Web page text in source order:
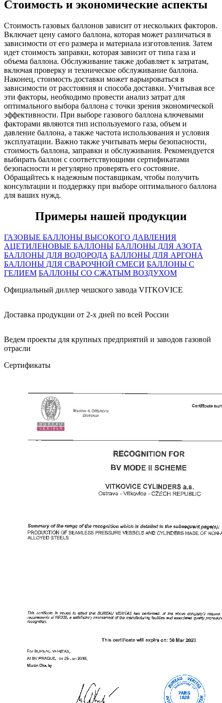
Стоимость и экономические аспекты
Стоимость газовых баллонов зависит от нескольких факторов.
Включает цену самого баллона, которая может различаться в
зависимости от его размера и материала изготовления. Затем
идет стоимость заправки, которая зависит от типа газа и
объема баллона. Обслуживание также добавляет к затратам,
включая проверку и техническое обслуживание баллона.
Наконец, стоимость доставки может варьироваться в
зависимости от расстояния и способа доставки. Учитывая все
эти факторы, необходимо провести анализ затрат для
оптимального выбора баллона с точки зрения экономической
эффективности. При выборе газового баллона ключевыми
факторами являются тип используемого газа, объем и
давление баллона, а также частота использования и условия
эксплуатации. Важно также учитывать меры безопасности,
стоимость баллона, заправки и обслуживания. Рекомендуется
выбирать баллон с соответствующими сертификатами
безопасности и регулярно проверять его состояние.
Обращайтесь к надежным поставщикам, чтобы получить
консультации и поддержку при выборе оптимального баллона
для ваших нужд.
Примеры нашей продукции
ГАЗОВЫЕ БАЛЛОНЫ ВЫСОКОГО ДАВЛЕНИЯ
АЦЕТИЛЕНОВЫЕ БАЛЛОНЫ БАЛЛОНЫ ДЛЯ АЗОТА
БАЛЛОНЫ ДЛЯ ВОДОРОДА БАЛЛОНЫ ДЛЯ АРГОНА
БАЛЛОНЫ ДЛЯ СВАРОЧНОЙ СМЕСИ БАЛЛОНЫ С
ГЕЛИЕМ БАЛЛОНЫ СО СЖАТЫМ ВОЗДУХОМ
Официальный диллер чешского завода VITKOVICE
Доставка продукции от 2-х дней по всей России
Ведем проекты для крупных предприятий и заводов газовой
отрасли
Сертификаты